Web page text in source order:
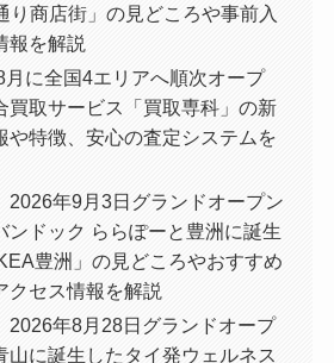
り商店街」の見どころや事前入
報を解説
月に全国4エリアへ順次オープ
買取サービス「買取専科」の新
や特徴、安心の査定システムを
2026年9月3日グランドオープン
ンドック ららぽーと豊洲に誕生
豊洲」の見どころやおすすめ
クセス情報を解説
2026年8月28日グランドオープ
山に誕生したタイ発ウェルネス